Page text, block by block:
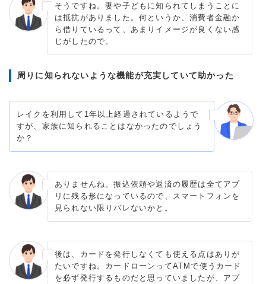
そうですね。妻や子どもに知られてしまうことに
は抵抗がありました。何というか、消費者金融か
ら借りているって、あまりイメージが良くない感
じがしたので。
周りに知られないような機能が充実していて助かった
レイクを利用して1年以上経過されているようで
すが、家族に知られることはなかったのでしょう
か？
ありませんね。振込依頼や返済の履歴は全てアプ
リに残る形になっているので、スマートフォンを
見られない限りバレないかと。
後は、カードを発行しなくても使える点はありが
たいですね。カードローンってATMで使うカード
を必ず発行するものだと思っていましたが、アプ